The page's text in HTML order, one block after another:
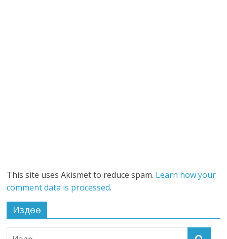
This site uses Akismet to reduce spam. Learn how your
comment data is processed.
Издөө